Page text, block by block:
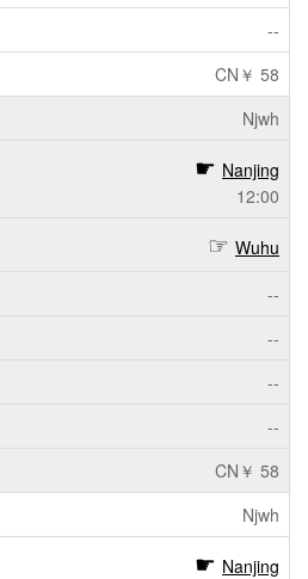
--
CN￥ 58
Njwh
Nanjing
12:00
Wuhu
--
--
--
--
CN￥ 58
Njwh
Nanjing